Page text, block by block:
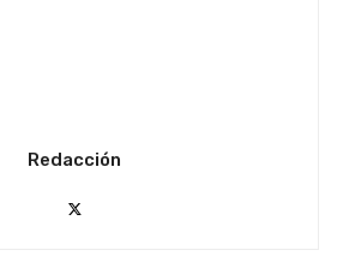
Redacción